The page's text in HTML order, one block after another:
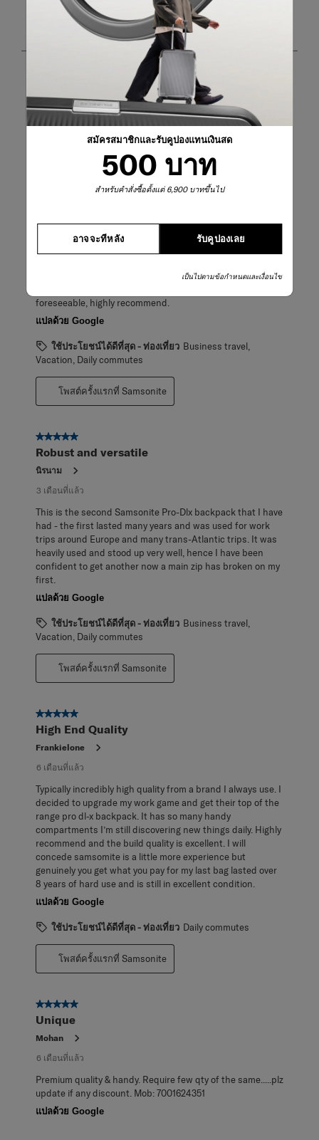
สมัครสมาชิกและรับคูปองแทนเงินสด
500 บาท
สำหรับคำสั่งซื้อตั้งแต่ 6,900 บาทขึ้นไป
รับคูปองเลย
อาจจะทีหลัง
เป็นไปตามข้อกำหนดและเงื่อนไข
คะแนนสูงสุดไปต่ำสุด
8
บท
วิจารณ์
8 จาก 29บทวิจารณ์
Great investment, looks 10/10!
zomar
I bought this for my husband’s birthday, was torn between
this and the Spectrolite 4.0 as they’re both very similar in
the Pro-DLX 6 in Framed and I’m so glad I did - the
sleek the overall look is. Not to mention of course that my
husband approves of the functionality! Great sized
pockets, zip closures are smooth and looks high end.
but on the odd occasion that we travel it’s very handy to
foreseeable, highly recommend.
แปลด้วย Google
ใช้ประโยชน์ได้ดีที่สุด - ท่องเที่ยว Business travel,
Vacation, Daily commutes
โพสต์ครั้งแรกที่ Samsonite
5 จาก 5 ดาว
Robust and versatile
นิรนาม
3 เดือนที่แล้ว
This is the second Samsonite Pro-Dlx backpack that I have
had - the first lasted many years and was used for work
trips around Europe and many trans-Atlantic trips. It was
heavily used and stood up very well, hence I have been
confident to get another now a main zip has broken on my
first.
แปลด้วย Google
ใช้ประโยชน์ได้ดีที่สุด - ท่องเที่ยว Business travel,
Vacation, Daily commutes
โพสต์ครั้งแรกที่ Samsonite
5 จาก 5 ดาว
High End Quality
Frankielone
6 เดือนที่แล้ว
Typically incredibly high quality from a brand I always use. I
decided to upgrade my work game and get their top of the
range pro dl-x backpack. It has so many handy
compartments I’m still discovering new things daily. Highly
recommend and the build quality is excellent. I will
concede samsomite is a little more experience but
genuinely you get what you pay for my last bag lasted over
8 years of hard use and is still in excellent condition.
แปลด้วย Google
ใช้ประโยชน์ได้ดีที่สุด - ท่องเที่ยว Daily commutes
โพสต์ครั้งแรกที่ Samsonite
5 จาก 5 ดาว
Unique
Mohan
6 เดือนที่แล้ว
Premium quality & handy. Require few qty of the same.....plz
update if any discount. Mob: 7001624351
แปลด้วย Google